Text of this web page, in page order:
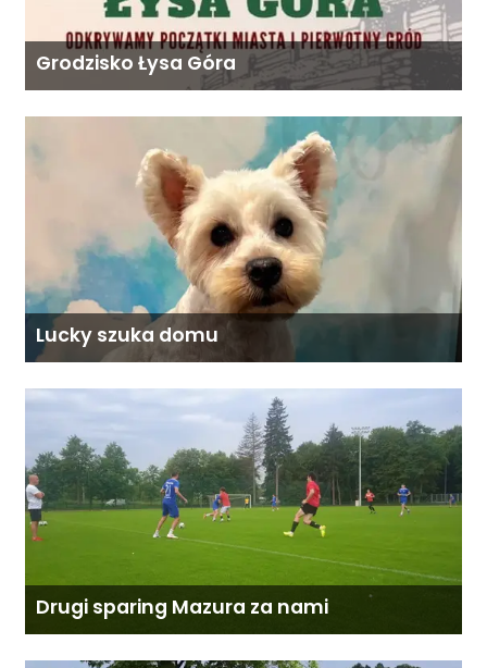
Grodzisko Łysa Góra
Lucky szuka domu
Drugi sparing Mazura za nami